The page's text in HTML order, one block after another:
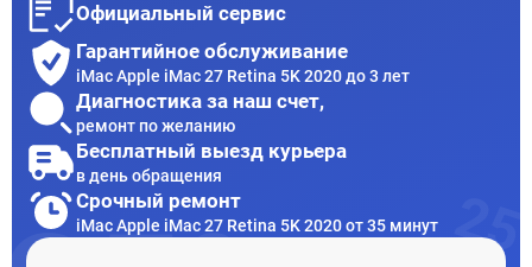
Официальный сервис
Гарантийное обслуживание
iMac Apple iMac 27 Retina 5K 2020 до 3 лет
Диагностика за наш счет,
ремонт по желанию
Бесплатный выезд курьера
в день обращения
Срочный ремонт
iMac Apple iMac 27 Retina 5K 2020 от 35 минут